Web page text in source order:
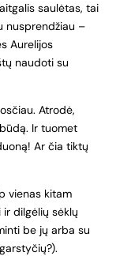
saulėtas, tai
nusprendžiau –
Aurelijos
naudoti su
Atrodė,
Ir tuomet
Ar čia tiktų
vienas kitam
dilgėlių sėklų
be jų arba su